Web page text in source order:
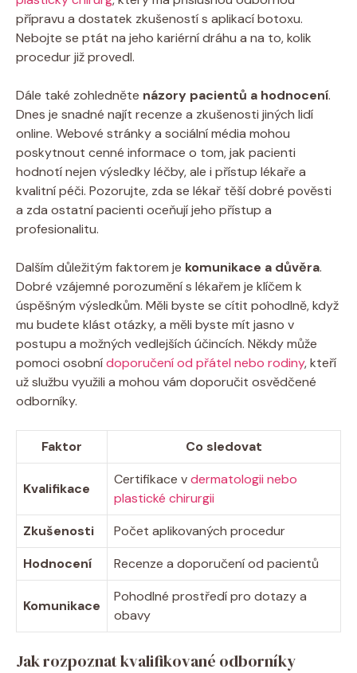
přípravu a dostatek zkušeností s aplikací botoxu.
Nebojte se ptát na jeho kariérní dráhu a na to, kolik
procedur již provedl.
Dále také zohledněte názory pacientů a hodnocení.
Dnes je snadné najít recenze a zkušenosti jiných lidí
online. Webové stránky a sociální média mohou
poskytnout cenné informace o tom, jak pacienti
hodnotí nejen výsledky léčby, ale i přístup lékaře a
kvalitní péči. Pozorujte, zda se lékař těší dobré pověsti
a zda ostatní pacienti oceňují jeho přístup a
profesionalitu.
Dalším důležitým faktorem je komunikace a důvěra.
Dobré vzájemné porozumění s lékařem je klíčem k
úspěšným výsledkům. Měli byste se cítit pohodlně, když
mu budete klást otázky, a měli byste mít jasno v
postupu a možných vedlejších účincích. Někdy může
pomoci osobnídoporučení od přátel nebo rodiny, kteří
už službu využili a mohou vám doporučit osvědčené
odborníky.
Faktor Co sledovat
Kvalifikace
Certifikace vdermatologii nebo
plastické chirurgii
Zkušenosti
Počet aplikovaných procedur
Hodnocení
Recenze a doporučení od pacientů
Komunikace
Pohodlné prostředí pro dotazy a
obavy
Jak rozpoznat kvalifikované odborníky